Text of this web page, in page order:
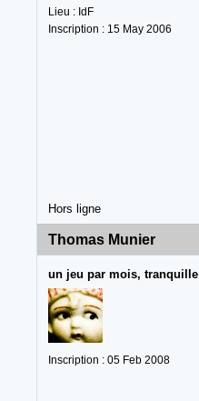
Lieu : IdF
Inscription : 15 May 2006
Hors ligne
Thomas Munier
un jeu par mois, tranquille
Inscription : 05 Feb 2008